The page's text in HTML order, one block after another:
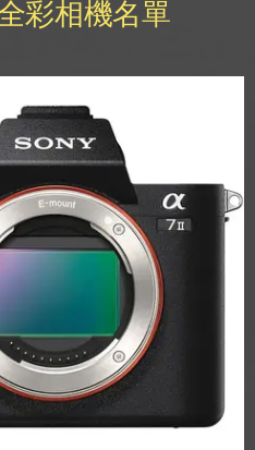
彩相機名單